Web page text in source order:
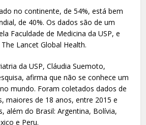
no continente, de 54%, está bem
de 40%. Os dados são de um
Faculdade de Medicina da USP, e
Lancet Global Health.
da USP, Cláudia Suemoto,
afirma que não se conhece um
mundo. Foram coletados dados de
maiores de 18 anos, entre 2015 e
além do Brasil: Argentina, Bolívia,
e Peru.